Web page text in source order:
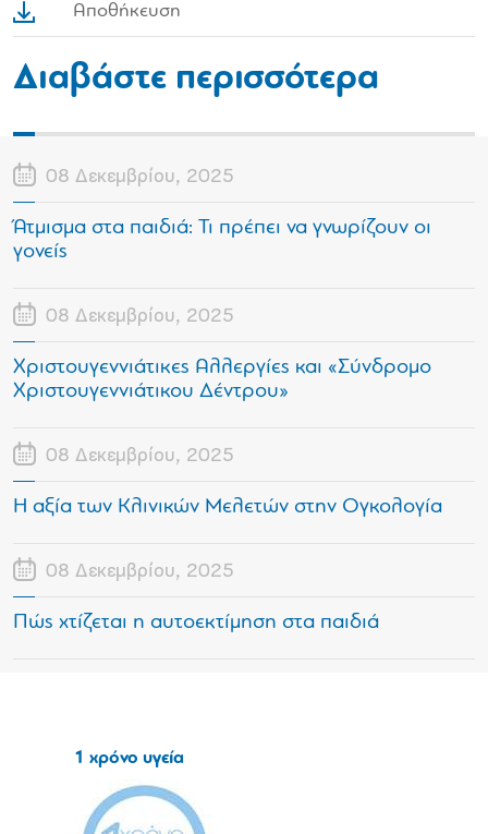
Αποθήκευση
Διαβάστε περισσότερα
08 Δεκεμβρίου, 2025
Άτμισμα στα παιδιά: Τι πρέπει να γνωρίζουν οι
γονείς
08 Δεκεμβρίου, 2025
Χριστουγεννιάτικες Αλλεργίες και «Σύνδρομο
Χριστουγεννιάτικου Δέντρου»
08 Δεκεμβρίου, 2025
Η αξία των Κλινικών Μελετών στην Ογκολογία
08 Δεκεμβρίου, 2025
Πώς χτίζεται η αυτοεκτίμηση στα παιδιά
1 χρόνο υγεία